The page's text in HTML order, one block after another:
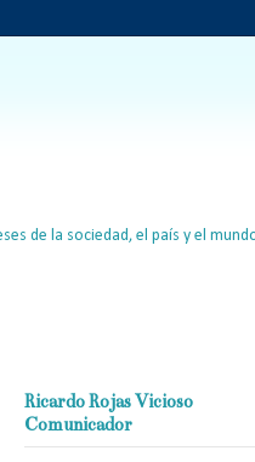
de la sociedad, el país y el
Ricardo Rojas Vicioso
Comunicador